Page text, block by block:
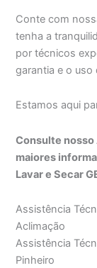
Conte com
tenha a
por técnicos
garantia e o uso
Estamos aqui
Consulte
maiores
Lavar e Secar
Assistência
Aclimação
Assistência
Pinheiro